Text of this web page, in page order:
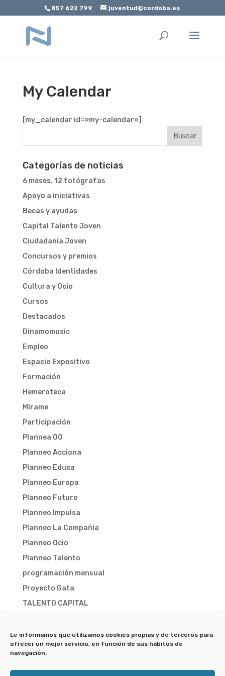
Abrir barra de herramientas
Le informamos que utilizamos cookies propias y de terceros para
ofrecer un mejor servicio, en función de sus hábitos de
navegación.
857 622 799 juventud@cordoba.es
My Calendar
[my_calendar id=»my-calendar»]
Categorías de noticias
6 meses. 12 fotógrafas
Apoyo a iniciativas
Becas y ayudas
Capital Talento Joven
Ciudadanía Joven
Concursos y premios
Córdoba Identidades
Cultura y Ocio
Cursos
Destacados
Dinamomusic
Empleo
Espacio Expositivo
Formación
Hemeroteca
Mírame
Participación
Plannea 00
Planneo Acciona
Planneo Educa
Planneo Europa
Planneo Futuro
Planneo Impulsa
Planneo La Compañía
Planneo Ocio
Planneo Talento
programación mensual
Proyecto Gata
TALENTO CAPITAL
TALENTO CAPITAL 2026
Trampa-X